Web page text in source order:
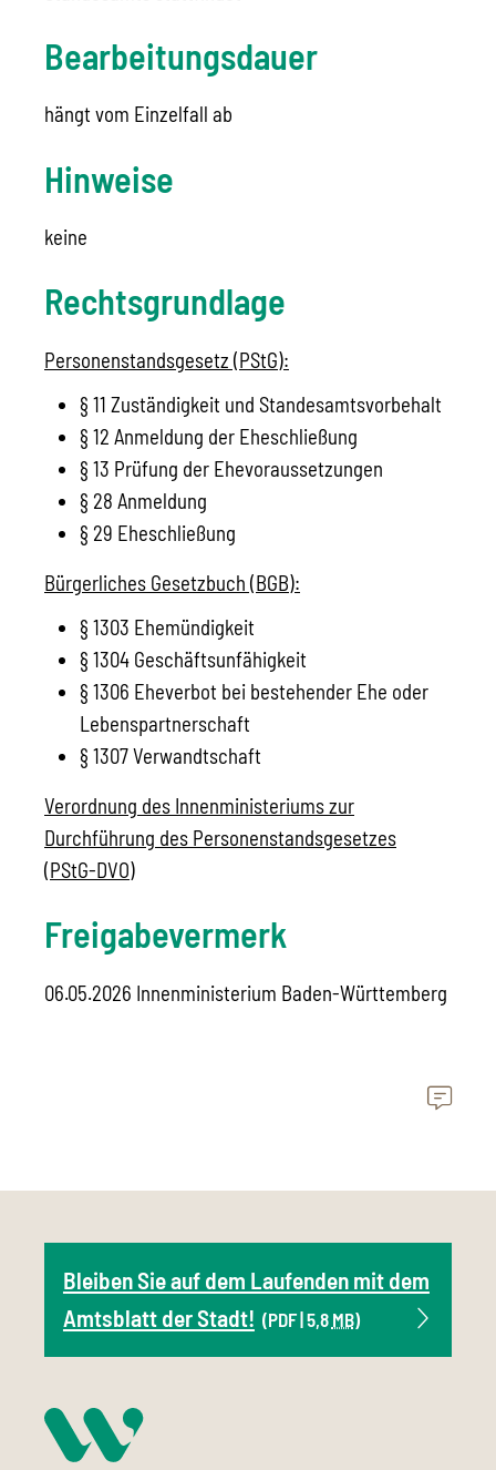
Bearbeitungsdauer
hängt vom Einzelfall ab
Hinweise
keine
Rechtsgrundlage
Personenstandsgesetz (PStG):
§ 11 Zuständigkeit und Standesamtsvorbehalt
§ 12 Anmeldung der Eheschließung
§ 13 Prüfung der Ehevoraussetzungen
§ 28 Anmeldung
§ 29 Eheschließung
Bürgerliches Gesetzbuch (BGB):
§ 1303 Ehemündigkeit
§ 1304 Geschäftsunfähigkeit
§ 1306 Eheverbot bei bestehender Ehe oder
Lebenspartnerschaft
§ 1307 Verwandtschaft
Verordnung des Innenministeriums zur
Durchführung des Personenstandsgesetzes
(PStG-DVO)
Freigabevermerk
06.05.2026 Innenministerium Baden-Württemberg
Bleiben Sie auf dem Laufenden mit dem
Amtsblatt der Stadt! (PDF | 5,8 MB)